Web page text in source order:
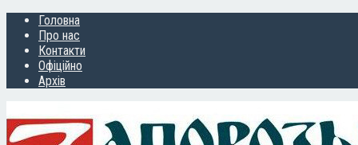
Головна
Про нас
Контакти
Офіційно
Архів